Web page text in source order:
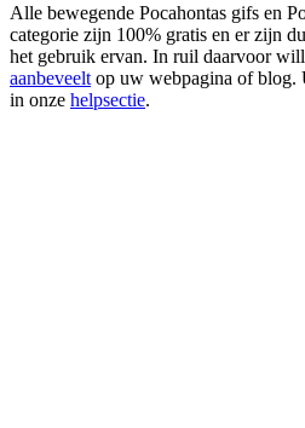
Alle bewegende Pocahontas gifs en
categorie zijn 100% gratis en er zijn
het gebruik ervan. In ruil daarvoor
aanbeveelt op uw webpagina of blog.
in onze helpsectie.